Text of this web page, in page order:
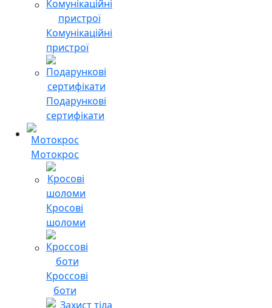
Комунікаційні
пристрої
Подарункові
сертифікати
Мотокрос
Кросові
шоломи
Кроссові
боти